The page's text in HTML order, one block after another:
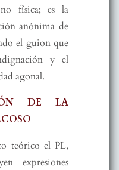
física; es la
anónima de
el guion que
y el
agonal.
DE LA
teórico el PL,
expresiones